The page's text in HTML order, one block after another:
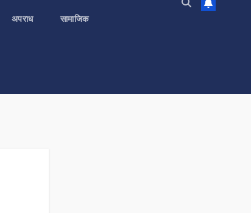
अपराध सामाजिक